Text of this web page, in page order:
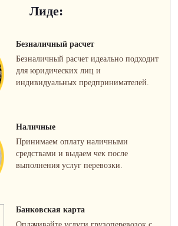
Лиде:
Безналичный расчет
Безналичный расчет идеально подходит
для юридических лиц и
индивидуальных предпринимателей.
Наличные
Принимаем оплату наличными
средствами и выдаем чек после
выполнения услуг перевозки.
Банковская карта